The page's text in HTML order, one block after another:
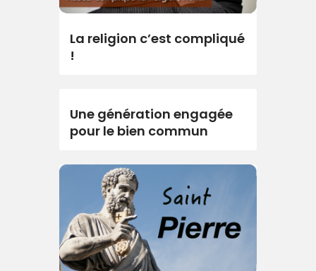
La religion c’est compliqué
!
Une génération engagée
pour le bien commun